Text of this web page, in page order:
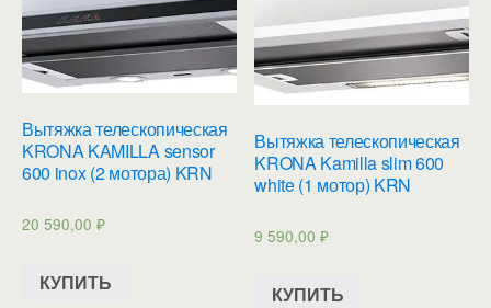
Вытяжка телескопическая
KRONA KAMILLA sensor
600 inox (2 мотора) KRN
20 590,00 ₽
КУПИТЬ
Вытяжка телескопическая
KRONA Kamilla slim 600
white (1 мотор) KRN
9 590,00₽
КУПИТЬ